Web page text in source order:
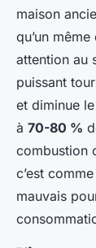
maison
qu’un
attention au
puissant
et diminue
à 70-80 %
combustion
c’est
mauvais